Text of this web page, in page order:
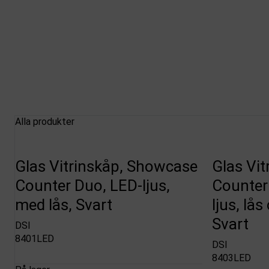
Alla produkter
Glas Vitrinskåp, Showcase
Counter Duo, LED-ljus,
med lås, Svart
DSI
8401LED
Glas
ljus, lås
Svart
DSI
8403LED